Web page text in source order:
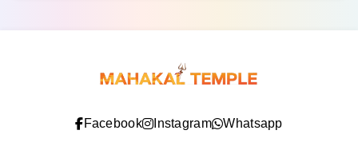
Facebook Instagram Whatsapp